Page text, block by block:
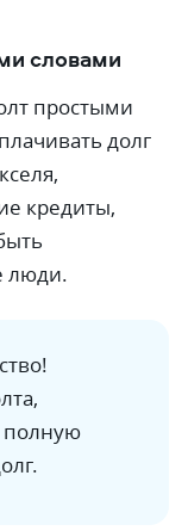
словами
простыми
долг
кредиты,
люди.